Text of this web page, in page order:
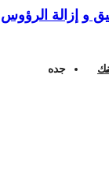
إزالة الرؤوس
جده